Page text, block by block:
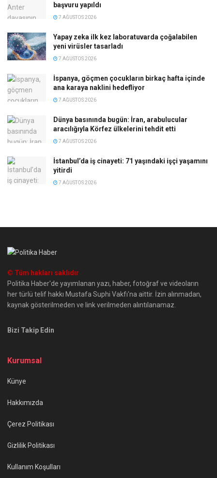
başvuru yapıldı
7 AĞUSTOS 2026
Yapay zeka ilk kez laboratuvarda çoğalabilen
yeni virüsler tasarladı
7 AĞUSTOS 2026
İspanya, göçmen çocukların birkaç hafta içinde
ana karaya naklini hedefliyor
7 AĞUSTOS 2026
Dünya basınında bugün: İran, arabulucular
aracılığıyla Körfez ülkelerini tehdit etti
7 AĞUSTOS 2026
İstanbul’da iş cinayeti: 71 yaşındaki işçi yaşamını
yitirdi
7 AĞUSTOS 2026
© Tüm hakları saklıdır
Politika Haber'de yayımlanan yazı, haber, fotoğraf ve videoların
her türlü telif hakkı Mustafa Suphi Vakfı'na aittir. İzin alınmadan,
kaynak gösterilmeden ve link verilmeden alıntılanamaz.
Bizi Takip Edin
Kurumsal
Künye
Hakkımızda
Çerez Politikası
Gizlilik Politikası
Kullanım Koşulları